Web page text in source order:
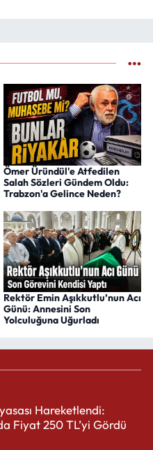
Ömer Üründül'e Atfedilen
Salah Sözleri Gündem Oldu:
Trabzon'a Gelince Neden?
Rektör Emin Aşıkkutlu’nun Acı
Günü: Annesini Son
Yolculuğuna Uğurladı
Hareketlendi:
Fiyat 250 TL’yi Gördü